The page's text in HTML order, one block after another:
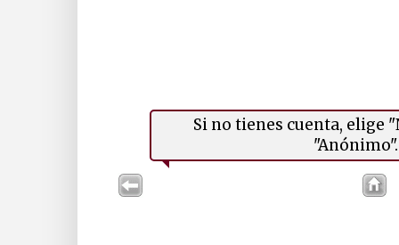
Si no tienes cuenta, elige
"Anónimo".